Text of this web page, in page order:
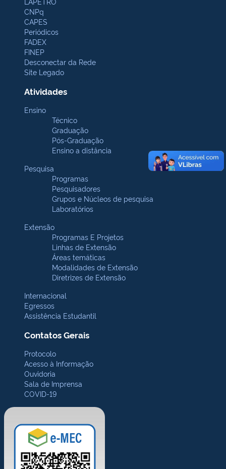
CNPq
CAPES
Periódicos
FADEX
FINEP
Desconectar da Rede
Site Legado
Atividades
Ensino
Técnico
Graduação
Pós-Graduação
Ensino a distância
Pesquisa
Programas
Pesquisadores
Grupos e Núcleos de pesquisa
Laboratórios
Extensão
Programas E Projetos
Linhas de Extensão
Áreas temáticas
Modalidades de Extensão
Diretrizes de Extensão
Internacional
Egressos
Assistência Estudantil
Contatos Gerais
Protocolo
Acesso à Informação
Ouvidoria
Sala de Imprensa
COVID-19